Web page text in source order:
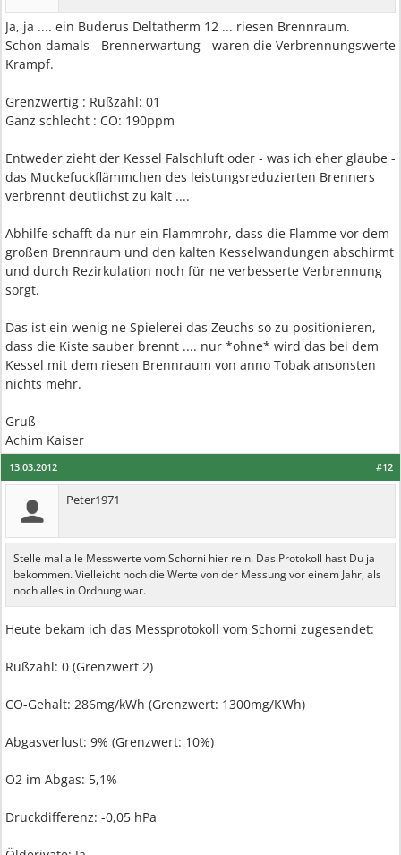
Ja, ja .... ein Buderus Deltatherm 12 ... riesen Brennraum.
Schon damals - Brennerwartung - waren die Verbrennungswerte
Krampf.
Grenzwertig : Rußzahl: 01
Ganz schlecht : CO: 190ppm
Entweder zieht der Kessel Falschluft oder - was ich eher glaube -
das Muckefuckflämmchen des leistungsreduzierten Brenners
verbrennt deutlichst zu kalt ....
Abhilfe schafft da nur ein Flammrohr, dass die Flamme vor dem
großen Brennraum und den kalten Kesselwandungen abschirmt
und durch Rezirkulation noch für ne verbesserte Verbrennung
sorgt.
Das ist ein wenig ne Spielerei das Zeuchs so zu positionieren,
dass die Kiste sauber brennt .... nur *ohne* wird das bei dem
Kessel mit dem riesen Brennraum von anno Tobak ansonsten
nichts mehr.
Gruß
Achim Kaiser
#12
13.03.2012
Peter1971
Stelle mal alle Messwerte vom Schorni hier rein. Das Protokoll hast Du ja
bekommen. Vielleicht noch die Werte von der Messung vor einem Jahr, als
noch alles in Ordnung war.
Heute bekam ich das Messprotokoll vom Schorni zugesendet:
Rußzahl: 0 (Grenzwert 2)
CO-Gehalt: 286mg/kWh (Grenzwert: 1300mg/KWh)
Abgasverlust: 9% (Grenzwert: 10%)
O2 im Abgas: 5,1%
Druckdifferenz: -0,05 hPa